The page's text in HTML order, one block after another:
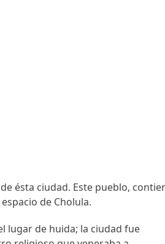
ésta ciudad. Este pueblo,
de Cholula.
lugar de huida; la ciudad fue